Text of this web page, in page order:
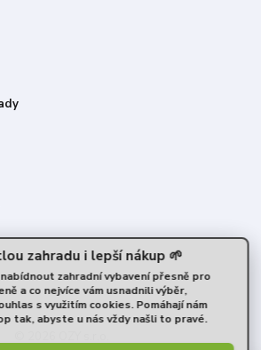
zahradu i lepší nákup 🌱
zahradní vybavení přesně pro
a co nejvíce vám usnadnili výběr,
s využitím cookies. Pomáhají nám
tak, abyste u nás vždy našli to pravé.